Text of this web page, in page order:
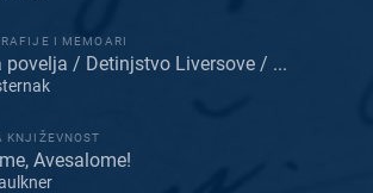
I MEMOARI
povelja / Detinjstvo Liversove / ...
KNJIŽEVNOST
Avesalome!